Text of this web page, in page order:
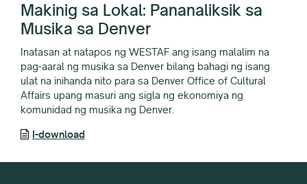
Makinig sa Lokal: Pananaliksik sa
Musika sa Denver
Inatasan at natapos ng WESTAF ang isang malalim na
pag-aaral ng musika sa Denver bilang bahagi ng isang
ulat na inihanda nito para sa Denver Office of Cultural
Affairs upang masuri ang sigla ng ekonomiya ng
komunidad ng musika ng Denver.
I-download